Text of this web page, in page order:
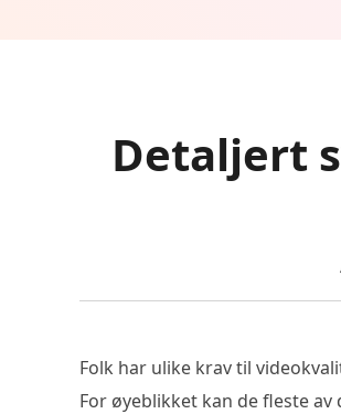
Detaljert
Folk har ulike krav til
For øyeblikket kan de fleste